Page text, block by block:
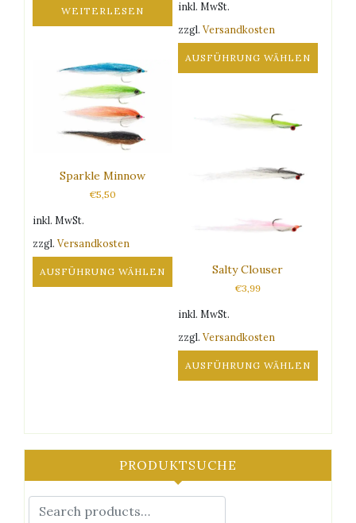
WEITERLESEN
inkl. MwSt.
zzgl.Versandkosten
AUSFÜHRUNG WÄHLEN
Produktseite
Sparkle Minnow
€5,50
inkl. MwSt.
zzgl. Versandkosten
AUSFÜHRUNG WÄHLEN
Produktseite
gewählt
werden
Salty Clouser
€3,99
inkl. MwSt.
zzgl.Versandkosten
AUSFÜHRUNG WÄHLEN
mehrere
Varianten
auf.
Die
PRODUKTSUCHE